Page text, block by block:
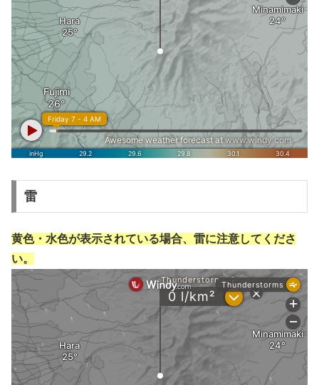
雷
黄色・水色が表示されている場合、雷に注意してくださ
い。